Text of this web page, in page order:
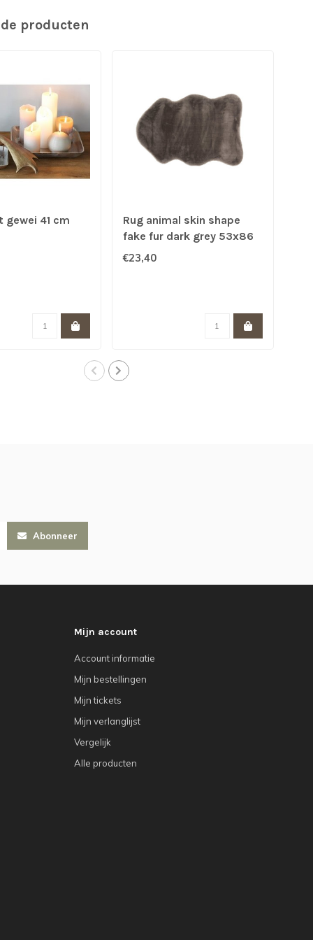
producten
gewei 41 cm
Rug animal skin shape
fake fur dark grey 53x86
€23,40
Abonneer
Mijn account
Account informatie
Mijn bestellingen
Mijn tickets
Mijn verlanglijst
Vergelijk
Alle producten